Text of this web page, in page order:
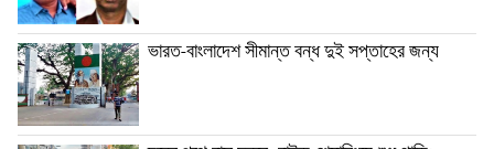
ভারত-বাংলাদেশ সীমান্ত বন্ধ দুই সপ্তাহের জন্য